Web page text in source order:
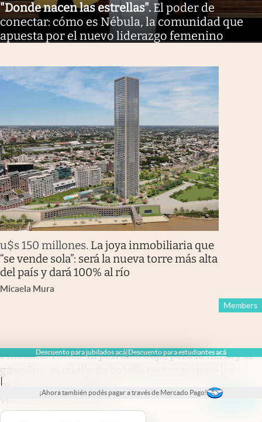
Descuento para jubilados acá|Descuento para estudiantes acá
|
¡Ahora también podés pagar a través de Mercado Pago!
"Donde nacen las estrellas". El poder de
conectar: cómo es Nébula, la comunidad que
apuesta por el nuevo liderazgo femenino
u$s 150 millones. La joya inmobiliaria que
“se vende sola”: será la nueva torre más alta
del país y dará 100% al río
Micaela Mura
Members
Financial Times.El petróleo baja, pero la nafta y el
gasoil no: el cuello de botella que mantiene los
precios por las nubes
Members